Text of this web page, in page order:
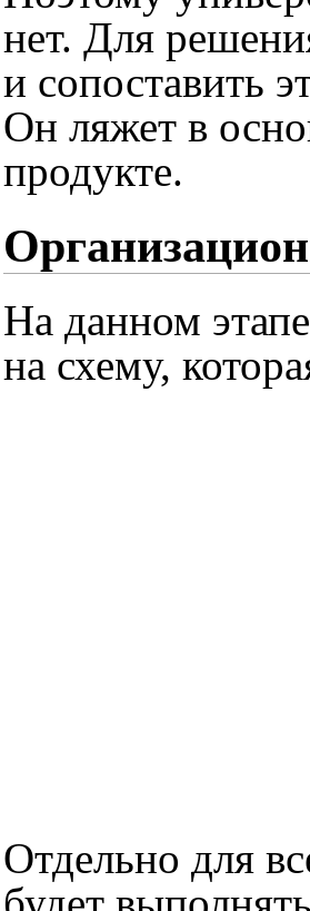
нет. Для
и сопоставить
Он ляжет в
продукте.
На данном
на схему,
Отдельно для